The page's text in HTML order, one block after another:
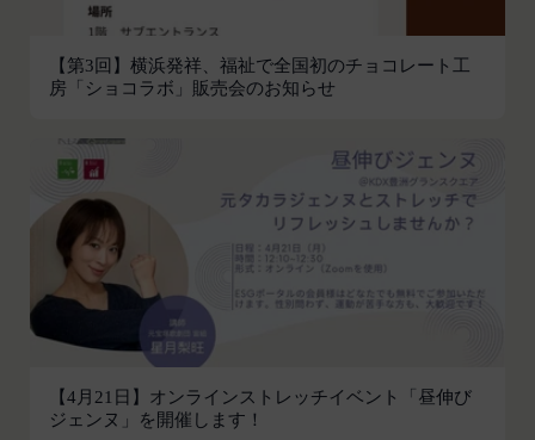
【第3回】横浜発祥、福祉で全国初のチョコレート工
房「ショコラボ」販売会のお知らせ
【4月21日】オンラインストレッチイベント「昼伸び
ジェンヌ」を開催します！
るよう、あらかじめご設定ください。
メールによるお問い合わせについて、お客さまの個
人情報保護のため、SSL通信を使用しております。
合には、このお問い合わせフォームは利用できませ
んので、その場合にはお電話でのお問い合わせをお
願いいたします。
組織・体制
当社は、管理担当役員を利用者情報管理責任者と
し、利用者情報の適正な管理及び継続的な改善を実
施します。
免責
当社は、以下の場合には、何らの責任を負いませ
ん。
お客様ご本人が本サービスの機能又は別の手段を用
会員のお客様IDおよびパスワードの使用上の過失
または第三者による不正使用等に起因する損害につ
いて、当社は一切責任を負わないものとします。
る損害について、当社は一切の責任を負わないもの
とします。
当社は、当社所定の方法により会員のお客様IDお
よびパスワードの一致を確認した場合、当該お客様
IDおよびパスワードに基づく会員が、本サービス
を利用したものとみなし、その場合の責任は全て当
該会員に帰属するものとします。
第7条（会員の退会）
会員は、当社所定の退会手続の完了により、会員登
録を抹消することができます。